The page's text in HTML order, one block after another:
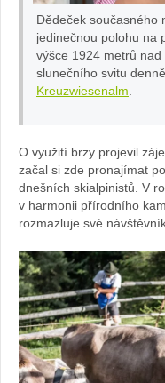
Dědeček současného
jedinečnou polohu na
výšce 1924 metrů
slunečního svitu
Kreuzwiesenalm.
O využití brzy projevil
začal si zde pronajímat
dnešních skialpinistů. V
v harmonii přírodního
rozmazluje své